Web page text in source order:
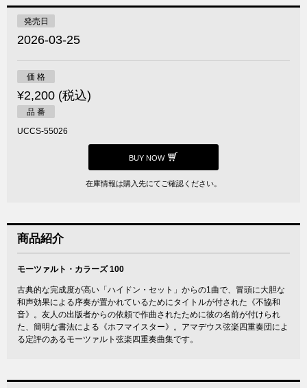
発売日
2026-03-25
価 格
¥2,200 (税込)
品 番
UCCS-55026
BUY NOW
在庫情報は購入先にてご確認ください。
商品紹介
モーツァルト・カラーズ 100
古典的な完成度が高い「ハイドン・セット」からの1曲で、冒頭に大胆な
和声効果による序奏が置かれているためにタイトルが付された《不協和
音》。友人の出版者からの依頼で作曲されたために彼の名前が付けられ
た、簡明な書法による《ホフマイスター》。アマデウス弦楽四重奏団によ
る定評のあるモーツァルト弦楽四重奏曲集です。